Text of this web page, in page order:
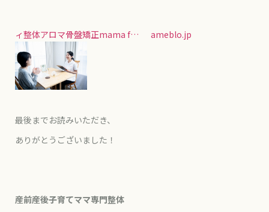
ィ整体アロマ骨盤矯正mama f… ameblo.jp
最後までお読みいただき、
ありがとうございました！
産前産後子育てママ専門整体